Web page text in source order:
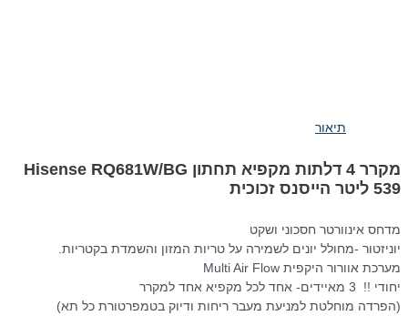
תיאור
מקרר 4 דלתות ‏מקפיא תחתון Hisense RQ681W/BG
מדחס אינוורטר חסכוני ושקט
יוניזטור -מחולל יונים לשמירה על טריות המזון והשמדת בקטריות.
מערכת אוורור היקפית Multi Air Flow
יחודי !! 3 מאיידים- אחד לכל מקפיא אחד למקרר
(הפרדה מוחלטת למניעת מעבר ריחות ודיוק בטמפרטורת כל תא)